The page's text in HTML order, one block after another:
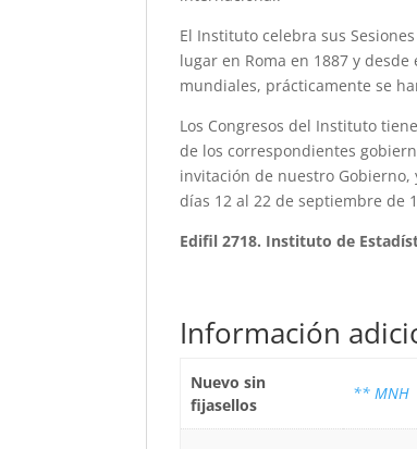
El Instituto celebra sus
lugar en Roma en 1887 y
mundiales, prácticamente se
Los Congresos del Instituto
de los correspondientes
invitación de nuestro Gobierno,
días 12 al 22 de septiembre de
Edifil 2718. Instituto de
Información
Nuevo sin
fijasellos
** MNH